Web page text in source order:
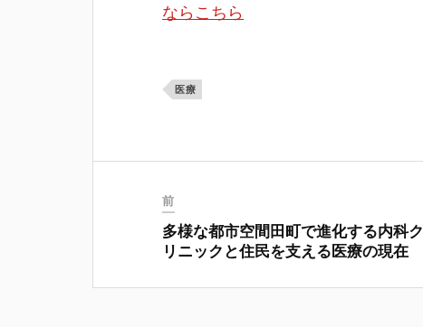
ならこちら
医療
前
多様な都市空間田町で進化する内科ク
リニックと住民を支える医療の現在